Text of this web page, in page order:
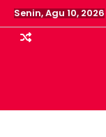
Skip
to
content
Senin, Agu 10, 2026